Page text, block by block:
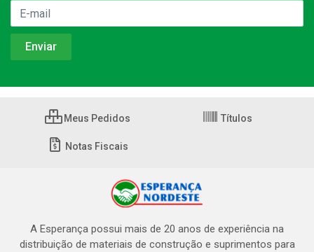
Meus Pedidos Títulos
Notas Fiscais
A Esperança possui mais de 20 anos de experiência na
distribuição de materiais de construção e suprimentos para